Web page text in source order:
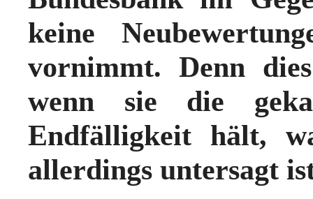
keine
vornimmt. Denn
wenn sie die
Endfälligkeit hält,
allerdings untersagt